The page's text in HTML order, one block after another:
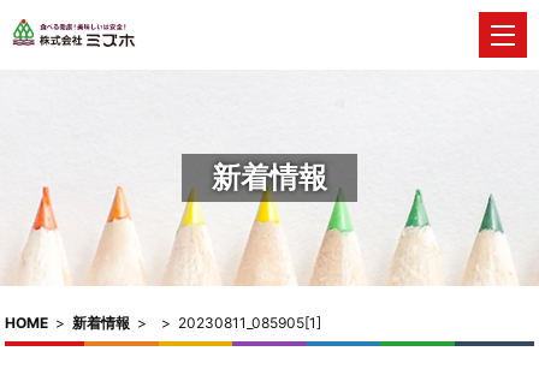
新着情報
HOME > 新着情報 > > 20230811_085905[1]